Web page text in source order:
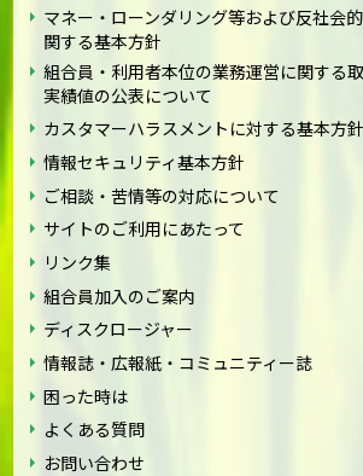
マネー・ローンダリング等および反社会
関する基本方針
組合員・利用者本位の業務運営に関する
実績値の公表について
カスタマーハラスメントに対する基本方針
情報セキュリティ基本方針
ご相談・苦情等の対応について
サイトのご利用にあたって
リンク集
組合員加入のご案内
ディスクロージャー
情報誌・広報紙・コミュニティー誌
困った時は
よくある質問
お問い合わせ